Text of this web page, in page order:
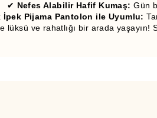
✔ Nefes Alabilir Hafif Kumaş: Gün
İpek Pijama Pantolon ile Uyumlu:
lüksü ve rahatlığı bir arada